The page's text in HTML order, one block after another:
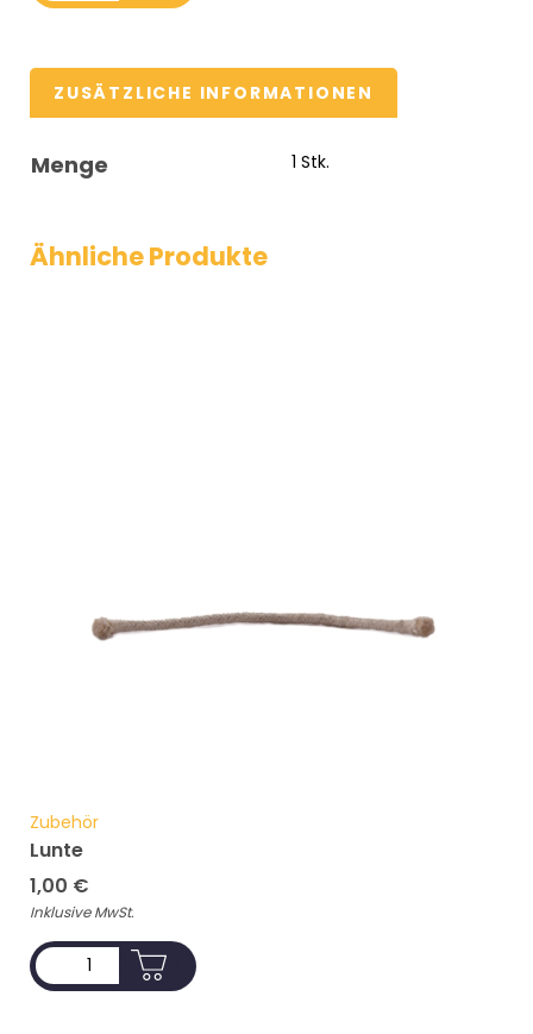
ZUSÄTZLICHE INFORMATIONEN
Menge 1 Stk.
Ähnliche Produkte
Zubehör
Lunte
1,00 €
Inklusive MwSt.